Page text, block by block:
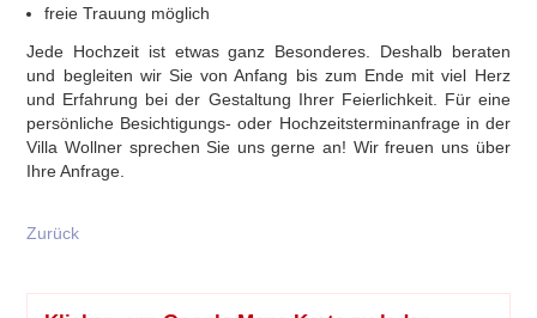
freie Trauung möglich
Jede Hochzeit ist etwas ganz Besonderes. Deshalb beraten
und begleiten wir Sie von Anfang bis zum Ende mit viel Herz
und Erfahrung bei der Gestaltung Ihrer Feierlichkeit. Für eine
persönliche Besichtigungs- oder Hochzeitsterminanfrage in der
Villa Wollner sprechen Sie uns gerne an! Wir freuen uns über
Ihre Anfrage.
Zurück